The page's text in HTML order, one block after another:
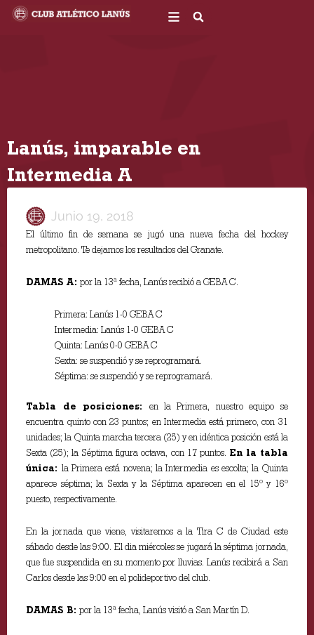
Lanús, imparable en
Intermedia A
Junio 19, 2018
El último fin de semana se jugó una nueva fecha del hockey
metropolitano. Te dejamos los resultados del Granate.
DAMAS A:por la 13ª fecha, Lanús recibió a GEBA C.
Primera: Lanús 1-0 GEBA C
Intermedia: Lanús 1-0 GEBA C
Quinta: Lanús 0-0 GEBA C
Sexta: se suspendió y se reprogramará.
Séptima: se suspendió y se reprogramará.
Tabla de posiciones: en la Primera, nuestro equipo se
encuentra quinto con 23 puntos; en Intermedia está primero, con 31
unidades; la Quinta marcha tercera (25) y en idéntica posición está la
Sexta (25); la Séptima figura octava, con 17 puntos. En la tabla
única: la Primera está novena; la Intermedia es escolta; la Quinta
aparece séptima; la Sexta y la Séptima aparecen en el 15º y 16º
puesto, respectivamente.
En la jornada que viene, visitaremos a la Tira C de Ciudad este
sábado desde las 9:00. El dia miércoles se jugará la séptima jornada,
que fue suspendida en su momento por lluvias. Lanús recibirá a San
Carlos desde las 9:00 en el polideportivo del club.
DAMAS B:por la 13ª fecha, Lanús visitó a San Martín D.